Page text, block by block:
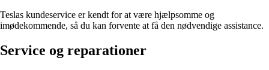
Teslas kundeservice er kendt for at være hjælpsomme og
imødekommende, så du kan forvente at få den nødvendige assistance.
Service og reparationer